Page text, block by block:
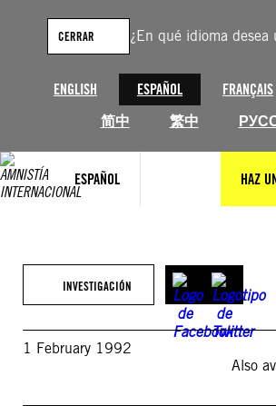
¿En qué idioma desea
ENGLISH ESPAÑOL FRANÇAIS
简中
繁中
CERRAR
ESPAÑOL HAZ
contenido
INVESTIGACIÓN
1 February 1992
Also